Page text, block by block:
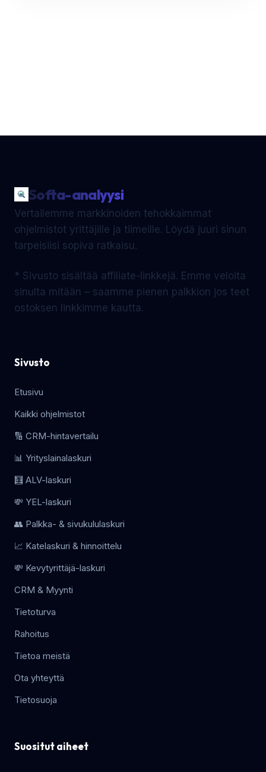
Softa-analyysi
Vertailemme markkinoiden tehokkaimmat
ohjelmistot yrittäjille ja tiimeille. Löydä juuri sinun
tarpeisiisi sopiva ratkaisu.
* Sivusto sisältää affiliate-linkkejä. Emme veloita
sinulta mitään – saamme pienen palkkion jos teet
ostoksen linkkimme kautta.
Sivusto
Etusivu
Kaikki ohjelmistot
🔢 CRM-hintavertailu
📊 Yrityslainalaskuri
🧮 ALV-laskuri
💸 YEL-laskuri
👥 Palkka- & sivukululaskuri
📈 Katelaskuri & hinnoittelu
💸 Kevytyrittäjä-laskuri
CRM & Myynti
Tietoturva
Rahoitus
Tietoa meistä
Ota yhteyttä
Tietosuoja
Suositut aiheet